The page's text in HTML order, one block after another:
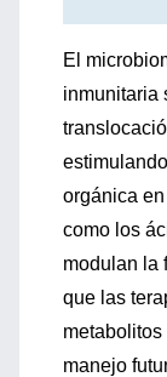
El
inmunitaria
orgánica
como los
modulan la
que las
metabolitos
manejo